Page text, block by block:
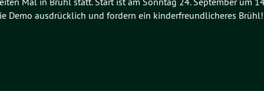
Demo ausdrücklich und fordern ein kinderfreundlicheres Brühl!